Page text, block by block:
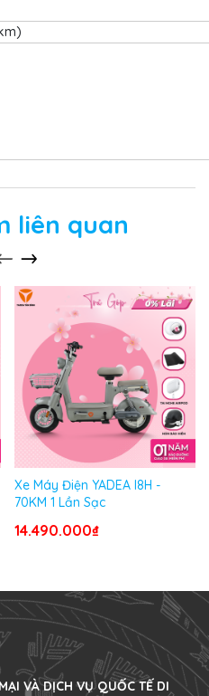
liên quan
Xe Máy Điện YADEA I8H -
70KM 1 Lần Sạc
14.490.000₫
VÀ DỊCH VỤ QUỐC TẾ DI